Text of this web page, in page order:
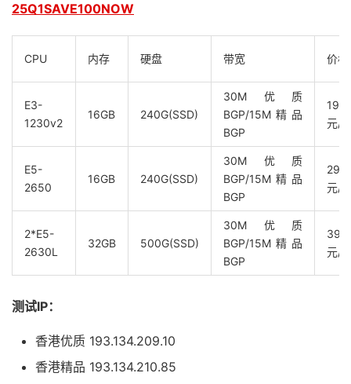
25Q1SAVE100NOW
CPU 内存 硬盘 带宽 价格
E3-
1230v2
16GB 240G(SSD)
30M优质
BGP/15M精品
BGP
199
元/
E5-
2650
16GB 240G(SSD)
30M优质
BGP/15M精品
BGP
299
元/
2*E5-
2630L
32GB 500G(SSD)
30M优质
BGP/15M精品
BGP
399
元/
测试IP：
香港优质 193.134.209.10
香港精品 193.134.210.85